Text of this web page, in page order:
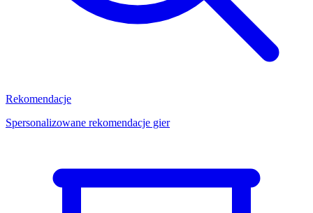
Rekomendacje
Spersonalizowane rekomendacje gier